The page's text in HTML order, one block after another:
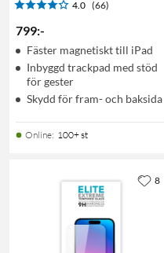
4.0 (66)
799:-
Fäster magnetiskt till iPad
Inbyggd trackpad med stöd
för gester
Skydd för fram- och baksida
Online: 100+ st
8